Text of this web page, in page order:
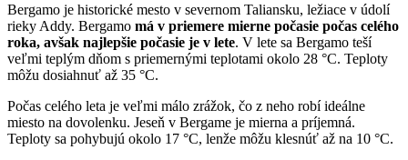
Bergamo je historické mesto v severnom Taliansku, ležiace v údolí
rieky Addy. Bergamo má v priemere mierne počasie počas celého
roka, avšak najlepšie počasie je v lete. V lete sa Bergamo teší
veľmi teplým dňom s priemernými teplotami okolo 28 °C. Teploty
môžu dosiahnuť až 35 °C.
Počas celého leta je veľmi málo zrážok, čo z neho robí ideálne
miesto na dovolenku. Jeseň v Bergame je mierna a príjemná.
Teploty sa pohybujú okolo 17 °C, lenže môžu klesnúť až na 10 °C.